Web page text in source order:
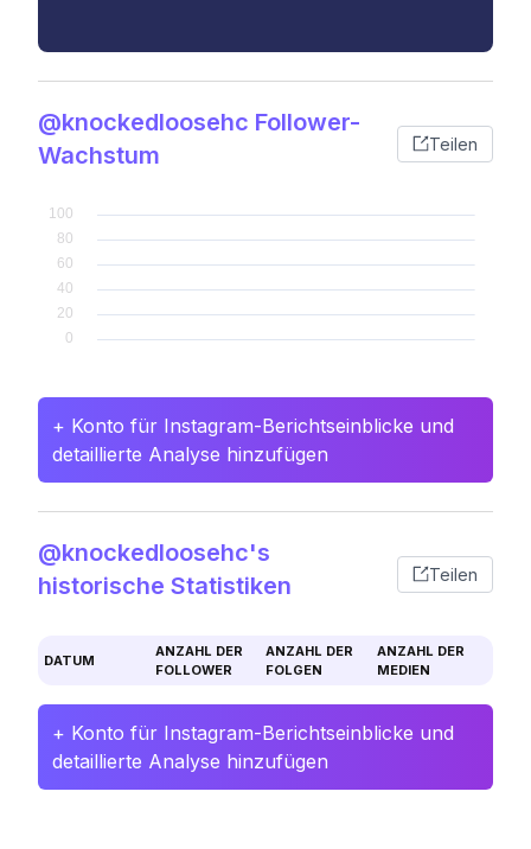
@knockedloosehc Follower-
Wachstum
Teilen
+ Konto für Instagram-Berichtseinblicke und
detaillierte Analyse hinzufügen
@knockedloosehc's
historische Statistiken
Teilen
DATUM
ANZAHL DER
FOLLOWER
ANZAHL DER
FOLGEN
ANZAHL DER
MEDIEN
+ Konto für Instagram-Berichtseinblicke und
detaillierte Analyse hinzufügen